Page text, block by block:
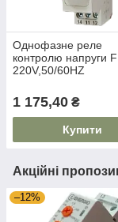
Однофазне реле
контролю напруги
220V,50/60HZ
1 175,40 ₴
Купити
Акційні
–12%